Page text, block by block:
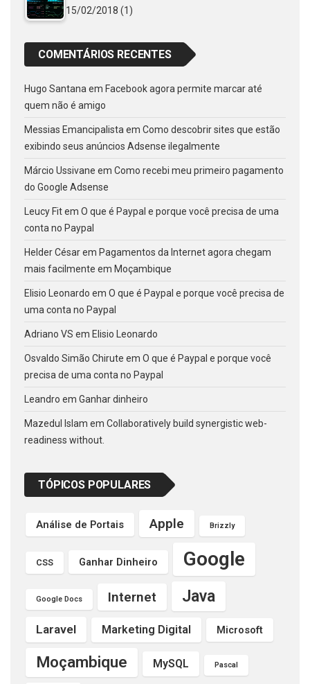
15/02/2018 (1)
COMENTÁRIOS RECENTES
Hugo Santana em Facebook agora permite marcar até
quem não é amigo
Messias Emancipalista em Como descobrir sites que estão
exibindo seus anúncios Adsense ilegalmente
Márcio Ussivane em Como recebi meu primeiro pagamento
do Google Adsense
Leucy Fitem O que é Paypal e porque você precisa de uma
conta no Paypal
Helder Césarem Pagamentos da Internet agora chegam
mais facilmente em Moçambique
Elisio Leonardo em O que é Paypal e porque você precisa de
uma conta no Paypal
Adriano VS em Elisio Leonardo
Osvaldo Simão Chirute em O que é Paypal e porque você
precisa de uma conta no Paypal
Leandro em Ganhar dinheiro
Mazedul Islam em Collaboratively build synergistic web-
readiness without.
TÓPICOS POPULARES
Análise de Portais Apple Brizzly
CSS Ganhar Dinheiro Google
Google Docs Internet Java
Laravel Marketing Digital Microsoft
Moçambique MySQL Pascal